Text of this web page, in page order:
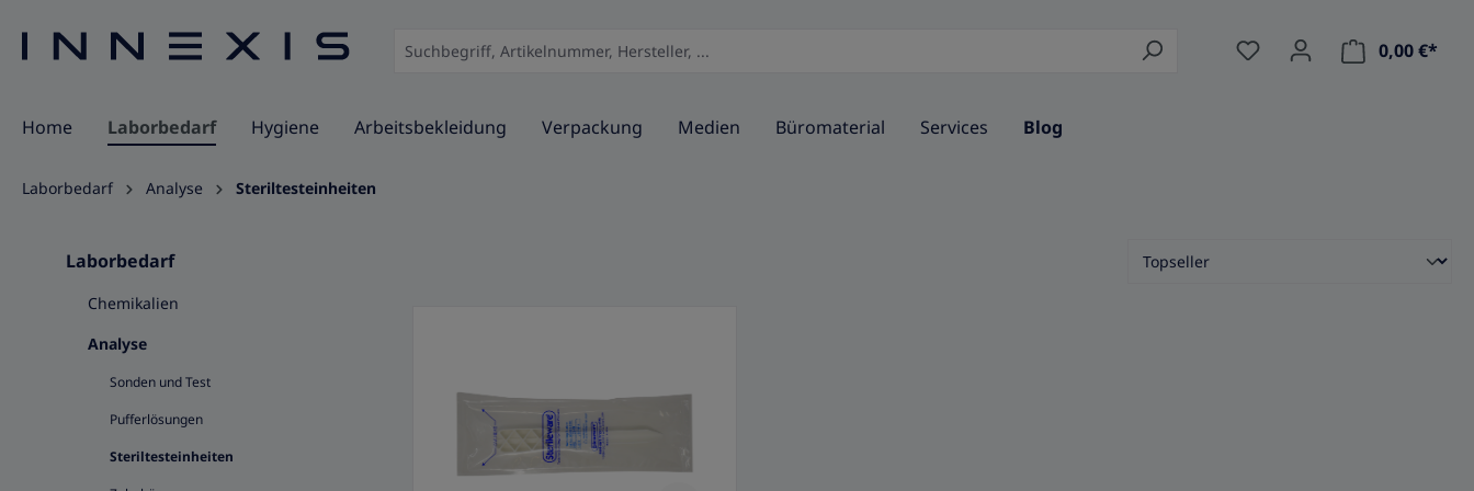
0,00 €*
Home Laborbedarf Hygiene Arbeitsbekleidung Verpackung Medien Büromaterial Services Blog
Laborbedarf Analyse Steriltesteinheiten
Laborbedarf
Chemikalien
Analyse
Sonden und Test
Pufferlösungen
Steriltesteinheiten